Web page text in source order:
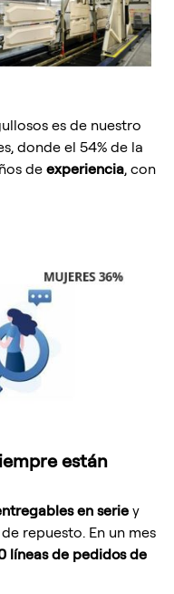
es de nuestro
donde el 54% de la
deexperiencia, con
están
en serie y
repuesto. En un mes
líneas de pedidos de